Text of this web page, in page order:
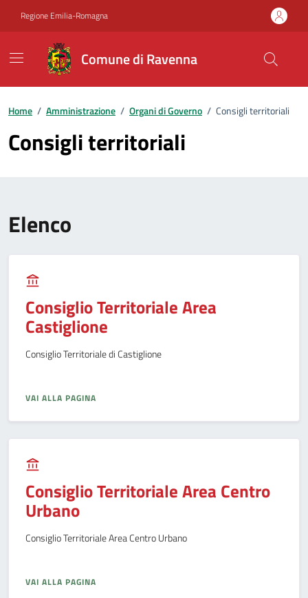
Regione Emilia-Romagna
Comune di Ravenna
Home / Amministrazione / Organi di Governo / Consigli territoriali
Consigli territoriali
Elenco
Consiglio Territoriale Area
Castiglione
Consiglio Territoriale di Castiglione
VAI ALLA PAGINA
Consiglio Territoriale Area Centro
Urbano
Consiglio Territoriale Area Centro Urbano
VAI ALLA PAGINA